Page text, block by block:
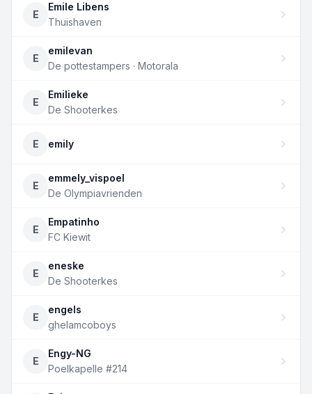
E
Emile Libens
Thuishaven
E
emilevan
De pottestampers · Motorala
E
Emilieke
De Shooterkes
E emily
E
emmely_vispoel
De Olympiavrienden
E
Empatinho
FC Kiewit
E
eneske
De Shooterkes
E
engels
ghelamcoboys
E
Engy-NG
Poelkapelle #214